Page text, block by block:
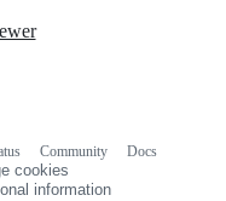
Community
Docs
cookies
information